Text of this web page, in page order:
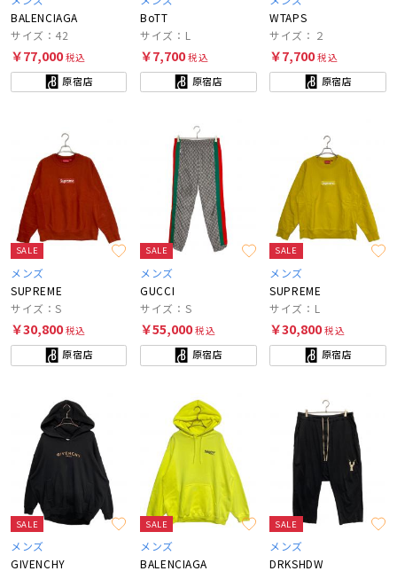
BALENCIAGA
サイズ：42
￥77,000税込
原宿店
BoTT
サイズ：L
￥7,700税込
原宿店
WTAPS
サイズ：２
￥7,700税込
原宿店
SALE
メンズ
SUPREME
サイズ：S
￥30,800税込
原宿店
SALE
メンズ
GUCCI
サイズ：S
￥55,000税込
原宿店
SALE
メンズ
SUPREME
サイズ：L
￥30,800税込
原宿店
SALE
メンズ
GIVENCHY
SALE
メンズ
BALENCIAGA
SALE
メンズ
DRKSHDW